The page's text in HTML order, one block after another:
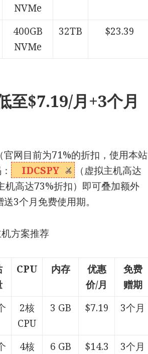
NVMe
400GB
NVMe
32TB $23.39
$7.19/月+3个月
网目前为71%的折扣，使用本站
IDCSPY
（虚拟主机高达
机高达73%折扣）即可叠加额外
3个月免费使用期。
方案推荐
CPU 内存
优惠
价/月
免费
赠期
2核
CPU
3 GB $7.19 3个月
4核
6 GB
$14.3
3个月